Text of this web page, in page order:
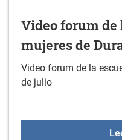
Video forum de
mujeres de
Video forum de la
de julio